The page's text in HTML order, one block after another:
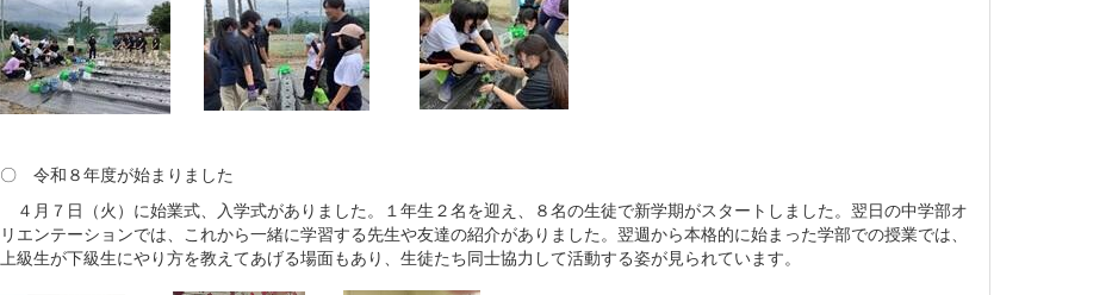
〇 令和８年度が始まりました
４月７日（火）に始業式、入学式がありました。１年生２名を迎え、８名の生徒で新学期がスタートしました。翌日の中学部オ
リエンテーションでは、これから一緒に学習する先生や友達の紹介がありました。翌週から本格的に始まった学部での授業では、
上級生が下級生にやり方を教えてあげる場面もあり、生徒たち同士協力して活動する姿が見られています。